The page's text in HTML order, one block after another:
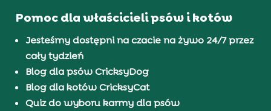
Pomoc dla właścicieli psów i kotów
Jesteśmy dostępni na czacie na żywo 24/7 przez
cały tydzień
Blog dla psów CricksyDog
Blog dla kotów CricksyCat
Quiz do wyboru karmy dla psów